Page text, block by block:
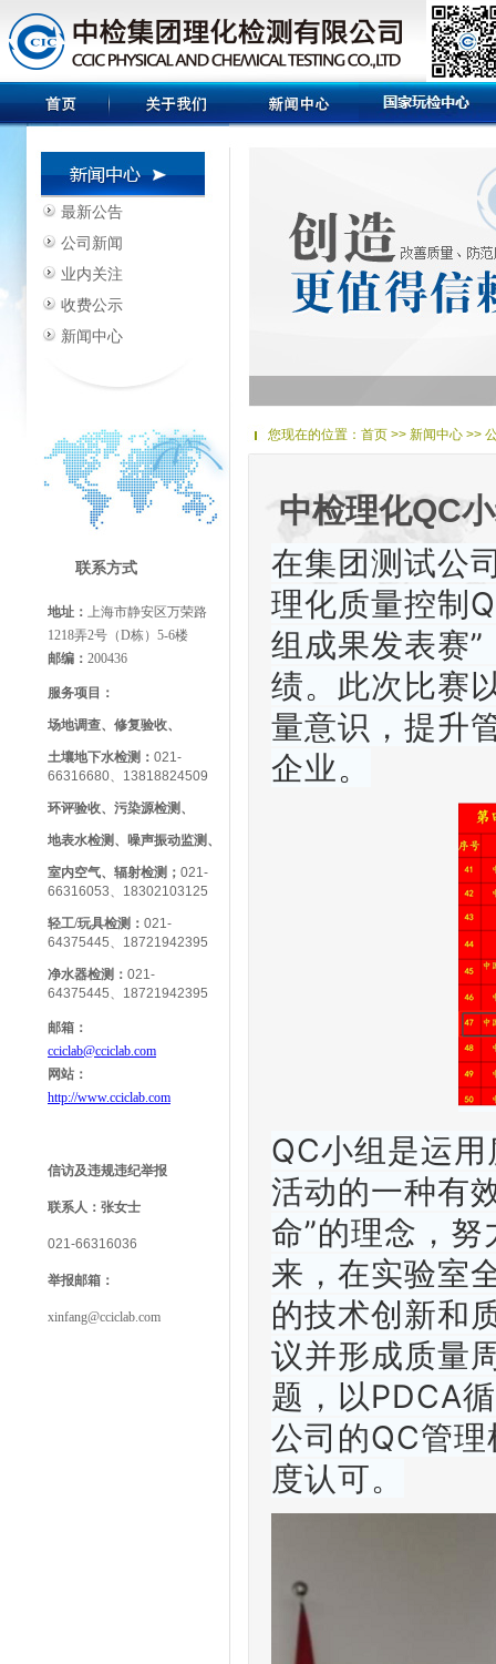
最新公告
公司新闻
业内关注
收费公示
新闻中心
联系方式
地址： 上海市静安区万荣路
1218弄2号（D栋）5-6楼
邮编： 200436
服务项目：
场地调查、修复验收、
土壤地下水检测： 021-
66316680、13818824509
环评验收、污染源检测、
地表水检测、噪声振动监测、
室内空气、辐射检测； 021-
66316053、18302103125
轻工/玩具检测 ： 021-
64375445、18721942395
净水器检测： 021-
64375445、18721942395
邮箱：
cciclab@cciclab.com
网站：
http://www.cciclab.com
信访及违规违纪举报
联系人： 张女士
021-66316036
举报邮箱：
xinfang@cciclab.com
您现在的位置： 首页 >> 新闻中心 >>
中检理化QC
在集团测试公
理化质量控制
组成果发表赛
绩。此次比赛
量意识，提升
企业。
QC小组是运
活动的一种有
命”的理念，
来，在实验室
的技术创新和
议并形成质量
题，以PDCA
公司的QC管
度认可。